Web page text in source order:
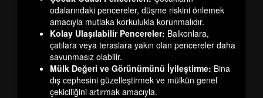
odalarındaki pencereler, düşme riskini önlemek
amacıyla mutlaka korkulukla korunmalıdır.
Kolay Ulaşılabilir Pencereler: Balkonlara,
çatılara veya teraslara yakın olan pencereler daha
savunmasız olabilir.
Mülk Değeri ve Görünümünü İyileştirme: Bina
dış cephesini güzelleştirmek ve mülkün genel
çekiciliğini artırmak amacıyla.